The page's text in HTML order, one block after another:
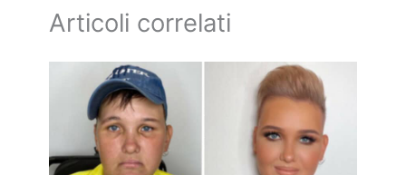
Articoli correlati